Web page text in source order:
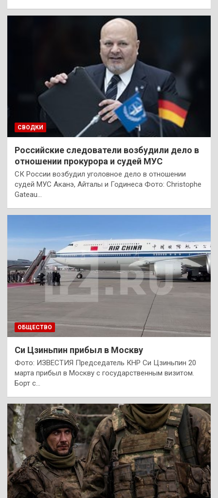
СВОДКИ
Российские следователи возбудили дело в
отношении прокурора и судей МУС
СК России возбудил уголовное дело в отношении
судей МУС Аканэ, Айталы и Годинеса Фото: Christophe
Gateau…
ОБЩЕСТВО
Си Цзиньпин прибыл в Москву
Фото: ИЗВЕСТИЯ Председатель КНР Си Цзиньпин 20
марта прибыл в Москву с государственным визитом.
Борт с…